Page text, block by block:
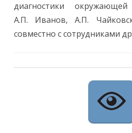
диагностики
А.П. Иванов, А.П.
совместно с сотрудниками